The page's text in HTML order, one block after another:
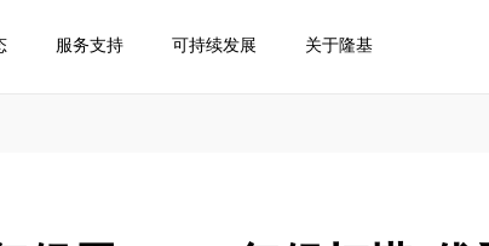
服务支持 可持续发展 关于隆基